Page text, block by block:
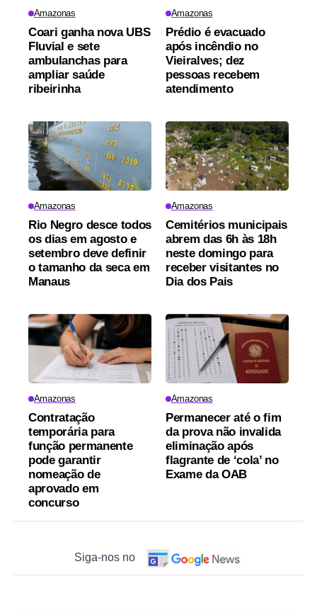
Amazonas
Coari ganha nova UBS
Fluvial e sete
ambulanchas para
ampliar saúde
ribeirinha
Amazonas
Prédio é evacuado
após incêndio no
Vieiralves; dez
pessoas recebem
atendimento
Amazonas
Rio Negro desce todos
os dias em agosto e
setembro deve definir
o tamanho da seca em
Manaus
Amazonas
Cemitérios municipais
abrem das 6h às 18h
neste domingo para
receber visitantes no
Dia dos Pais
Amazonas
Contratação
temporária para
função permanente
pode garantir
nomeação de
aprovado em
concurso
Amazonas
Permanecer até o fim
da prova não invalida
eliminação após
flagrante de ‘cola’ no
Exame da OAB
Siga-nos no